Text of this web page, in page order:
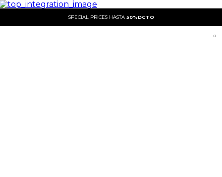
SPECIAL PRICES HASTA 50%DCTO
0